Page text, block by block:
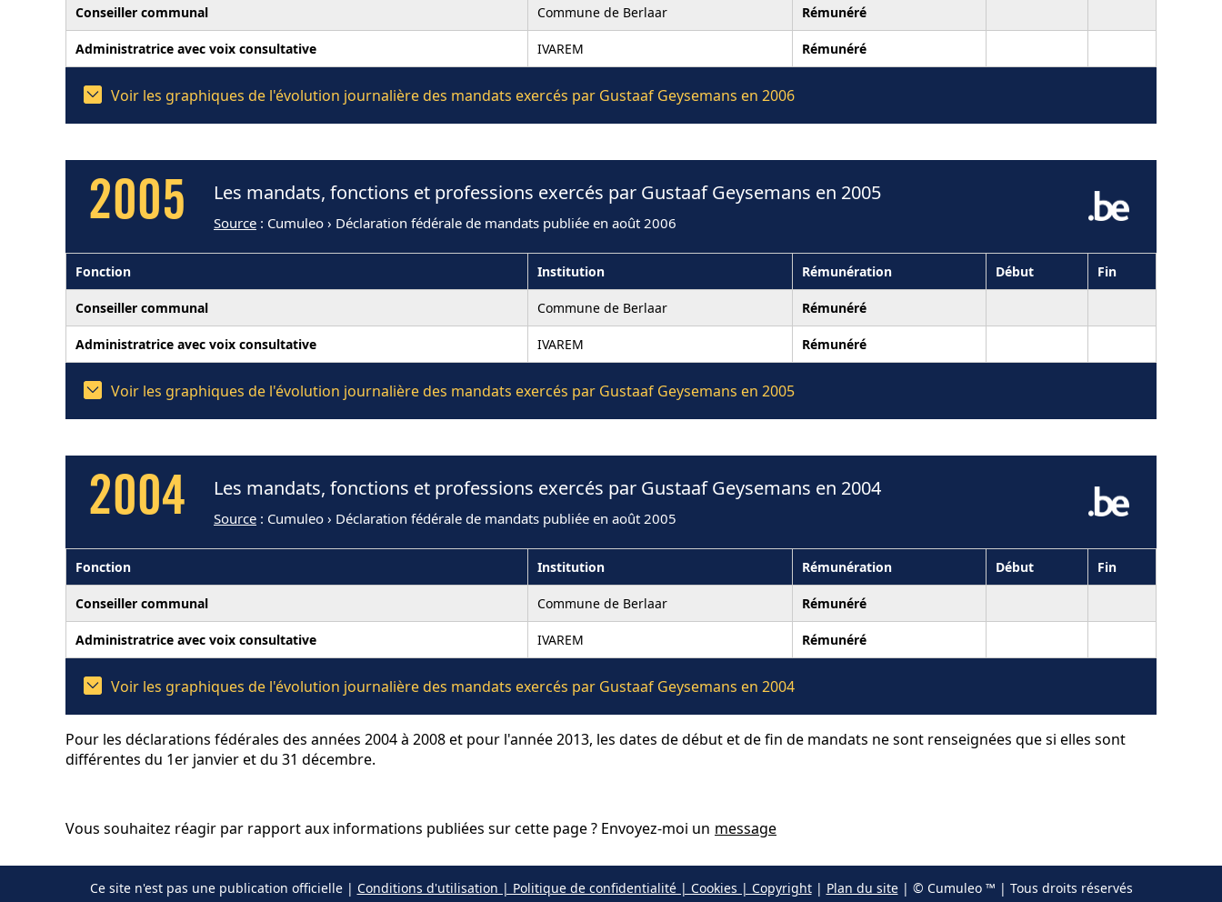
Conseiller communal Commune de Berlaar Rémunéré
Administratrice avec voix consultative IVAREM Rémunéré
Voir les graphiques de l'évolution journalière des mandats exercés par Gustaaf Geysemans en 2006
2005 Les mandats, fonctions et professions exercés par Gustaaf Geysemans en 2005
Source : Cumuleo › Déclaration fédérale de mandats publiée en août 2006
Fonction Institution Rémunération Début Fin
Conseiller communal Commune de Berlaar Rémunéré
Administratrice avec voix consultative IVAREM Rémunéré
Voir les graphiques de l'évolution journalière des mandats exercés par Gustaaf Geysemans en 2005
2004 Les mandats, fonctions et professions exercés par Gustaaf Geysemans en 2004
Source : Cumuleo › Déclaration fédérale de mandats publiée en août 2005
Fonction Institution Rémunération Début Fin
Conseiller communal Commune de Berlaar Rémunéré
Administratrice avec voix consultative IVAREM Rémunéré
Voir les graphiques de l'évolution journalière des mandats exercés par Gustaaf Geysemans en 2004
Pour les déclarations fédérales des années 2004 à 2008 et pour l'année 2013, les dates de début et de fin de mandats ne sont renseignées que si elles sont
différentes du 1er janvier et du 31 décembre.
Vous souhaitez réagir par rapport aux informations publiées sur cette page ? Envoyez-moi un message
Ce site n'est pas une publication officielle | Conditions d'utilisation | Politique de confidentialité | Cookies | Copyright| Plan du site| © Cumuleo ™ | Tous droits réservés